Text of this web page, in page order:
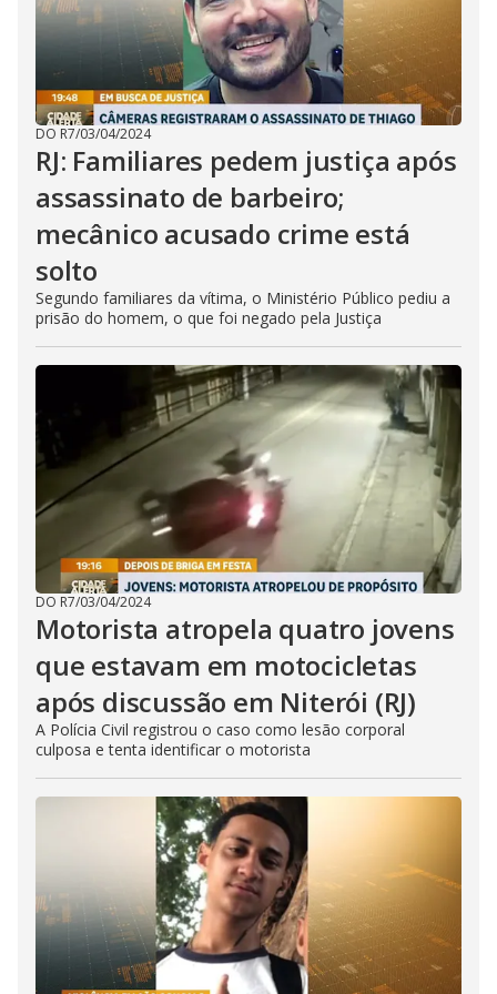
DO R7/03/04/2024
RJ: Familiares pedem justiça após
assassinato de barbeiro;
mecânico acusado crime está
solto
Segundo familiares da vítima, o Ministério Público pediu a
prisão do homem, o que foi negado pela Justiça
DO R7/03/04/2024
Motorista atropela quatro jovens
que estavam em motocicletas
após discussão em Niterói (RJ)
A Polícia Civil registrou o caso como lesão corporal
culposa e tenta identificar o motorista